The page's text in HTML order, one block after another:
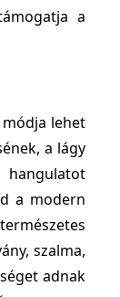
a
lehet
a lágy
a modern
szalma,
adnak